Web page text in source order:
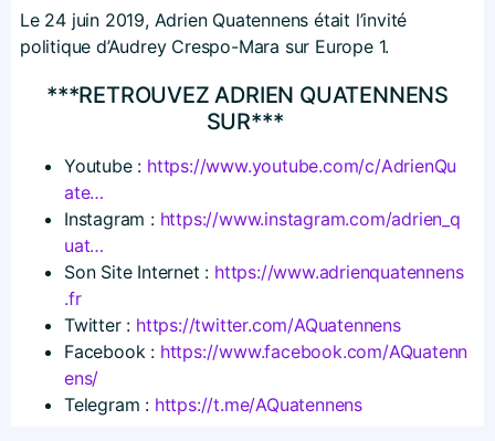
Le 24 juin 2019, Adrien Quatennens était l’invité
politique d’Audrey Crespo-Mara sur Europe 1.
***RETROUVEZ ADRIEN QUATENNENS
SUR***
Youtube : https://​www​.youtube​.com/​c​/​A​d​r​i​e​n​Q​u​
ate…
Instagram : https://​www​.instagram​.com/​a​d​r​i​e​n​_​q​
uat…
Son Site Internet : https://​www​.adrienquatennens​
.fr
Twitter : https://​twitter​.com/​A​Q​u​a​t​e​n​n​ens
Facebook : https://​www​.facebook​.com/​A​Q​u​a​t​e​n​n​
e​ns/
Telegram : https://t.me/AQuatennens